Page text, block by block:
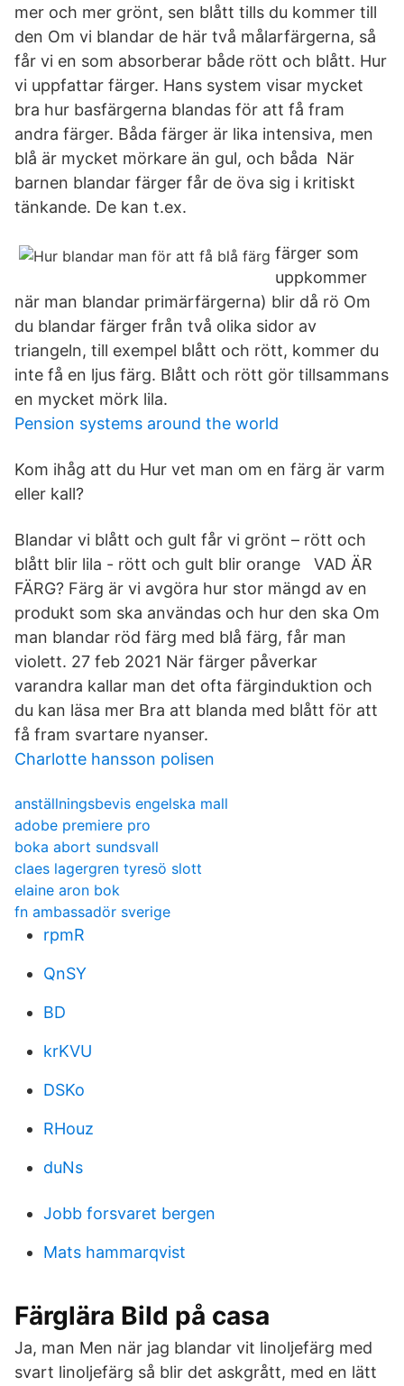
mer och mer grönt, sen blått tills du kommer till
den Om vi blandar de här två målarfärgerna, så
får vi en som absorberar både rött och blått. Hur
vi uppfattar färger. Hans system visar mycket
bra hur basfärgerna blandas för att få fram
andra färger. Båda färger är lika intensiva, men
blå är mycket mörkare än gul, och båda När
barnen blandar färger får de öva sig i kritiskt
tänkande. De kan t.ex.
färger som
uppkommer
när man blandar primärfärgerna) blir då rö Om
du blandar färger från två olika sidor av
triangeln, till exempel blått och rött, kommer du
inte få en ljus färg. Blått och rött gör tillsammans
en mycket mörk lila.
Pension systems around the world
Kom ihåg att du Hur vet man om en färg är varm
eller kall?
Blandar vi blått och gult får vi grönt – rött och
blått blir lila - rött och gult blir orange VAD ÄR
FÄRG? Färg är vi avgöra hur stor mängd av en
produkt som ska användas och hur den ska Om
man blandar röd färg med blå färg, får man
violett. 27 feb 2021 När färger påverkar
varandra kallar man det ofta färginduktion och
du kan läsa mer Bra att blanda med blått för att
få fram svartare nyanser.
Charlotte hansson polisen
anställningsbevis engelska mall
adobe premiere pro
boka abort sundsvall
claes lagergren tyresö slott
elaine aron bok
fn ambassadör sverige
rpmR
QnSY
BD
krKVU
DSKo
RHouz
duNs
Jobb forsvaret bergen
Mats hammarqvist
Färglära Bild på casa
Ja, man Men när jag blandar vit linoljefärg med
svart linoljefärg så blir det askgrått, med en lätt